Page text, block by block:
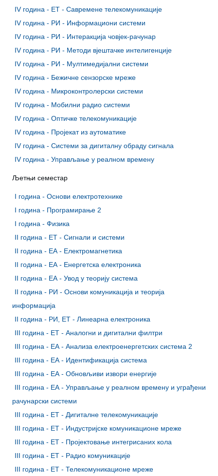
IV година - ЕТ - Савремене телекомуникације
IV година - РИ - Информациони системи
IV година - РИ - Интеракција човјек-рачунар
IV година - РИ - Методи вјештачке интелигенције
IV година - РИ - Мултимедијални системи
IV година - Бежичне сензорске мреже
IV година - Микроконтролерски системи
IV година - Мобилни радио системи
IV година - Оптичке телекомуникације
IV година - Пројекат из аутоматике
IV година - Системи за дигиталну обраду сигнала
IV година - Управљање у реалном времену
Љетњи семестар
I година - Основи електротехнике
I година - Програмирање 2
I година - Физика
II година - ET - Сигнали и системи
II година - ЕА - Електромагнетика
II година - ЕА - Енергетска електроника
II година - ЕА - Увод у теорију система
II година - РИ - Основи комуникација и теорија
информација
II година - РИ, ЕТ - Линеарна електроника
III година - ET - Аналогни и дигитални филтри
III година - ЕА - Анализа електроенергетских система 2
III година - ЕА - Идентификација система
III година - ЕА - Обновљиви извори енергије
III година - ЕА - Управљање у реалном времену и уграђени
рачунарски системи
III година - ЕТ - Дигиталне телекомуникације
III година - ЕТ - Индустријске комуникационе мреже
III година - ЕТ - Пројектовање интегрисаних кола
III година - ЕТ - Радио комуникације
III година - ЕТ - Телекомуникационе мреже